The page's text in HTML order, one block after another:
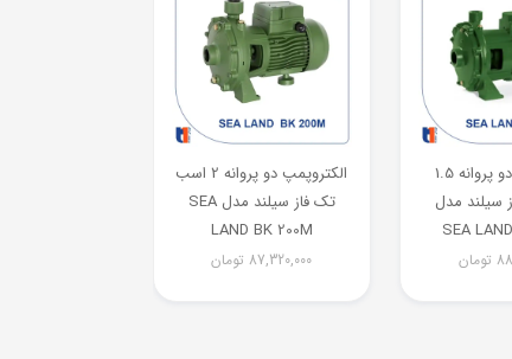
الکتروپمپ دو پروانه 1.5
سیلند مدل
SEA
تومان
الکتروپمپ دو پروانه 2 اسب
تک فاز سیلند مدل SEA
LAND BK 200M
87,320,000 تومان